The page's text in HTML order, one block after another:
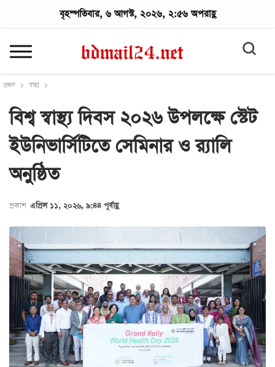
বৃহস্পতিবার, ৬ আগস্ট, ২০২৬, ২:৫৬ অপরাহ্ণ
প্রচ্ছদ স্বাস্থ্য
বিশ্ব স্বাস্থ্য দিবস ২০২৬ উপলক্ষে স্টেট
ইউনিভার্সিটিতে সেমিনার ও র‍্যালি
অনুষ্ঠিত
প্রকাশ এপ্রিল ১১, ২০২৬, ৯:৪৪ পূর্বাহ্ণ